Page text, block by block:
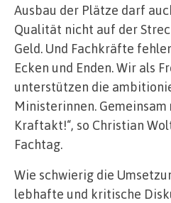
Ausbau der Plätze darf
Qualität nicht auf der
Geld. Und Fachkräfte
Ecken und Enden. Wir als
unterstützen die
Ministerinnen.
Kraftakt!“, so Christian
Fachtag.
Wie schwierig die
lebhafte und kritische